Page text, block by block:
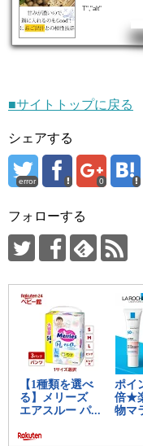
T","alt"
■サイトトップに戻る
シェアする
error 0
フォローする